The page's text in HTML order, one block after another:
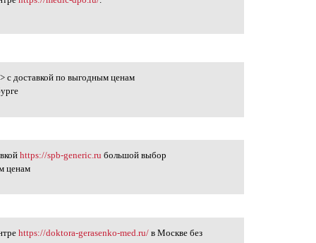
с доставкой по выгодным ценам
https://spb-generic.ru большой выбор
ценам
https://doktora-gerasenko-med.ru/ в Москве без